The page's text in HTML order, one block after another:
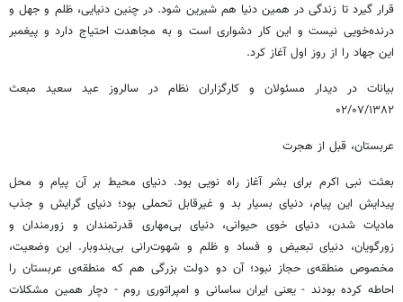
قرار گیرد تا زندگی در همین دنیا هم شیرین شود. در چنین دنیایی، ظلم و جهل و
درنده‌خویی نیست و این کار دشواری است و به مجاهدت احتیاج دارد و پیغمبر
این جهاد را از روز اول آغاز کرد.
بیانات در دیدار مسئولان و کارگزاران نظام در سالروز عید سعید مبعث
۰۲/۰۷/۱۳۸۲
عربستان، قبل از هجرت
بعثت نبی اکرم برای بشر آغاز راه نویی بود. دنیای محیط بر آن پیام و محل
پیدایش این پیام، دنیای بسیار بد و غیرقابل تحملی بود؛ دنیای گرایش و جذب
مادیات شدن، دنیای خوی حیوانی، دنیای بی‌مهاری قدرتمندان و زورمندان و
زورگویان، دنیای تبعیض و فساد و ظلم و شهوت‌رانی بی‌بندوبار. این وضعیت،
مخصوص منطقه‌ی حجاز نبود؛ آن دو دولت بزرگی هم که منطقه‌ی عربستان را
احاطه کرده بودند - یعنی ایران ساسانی و امپراتوری روم - دچار همین مشکلات